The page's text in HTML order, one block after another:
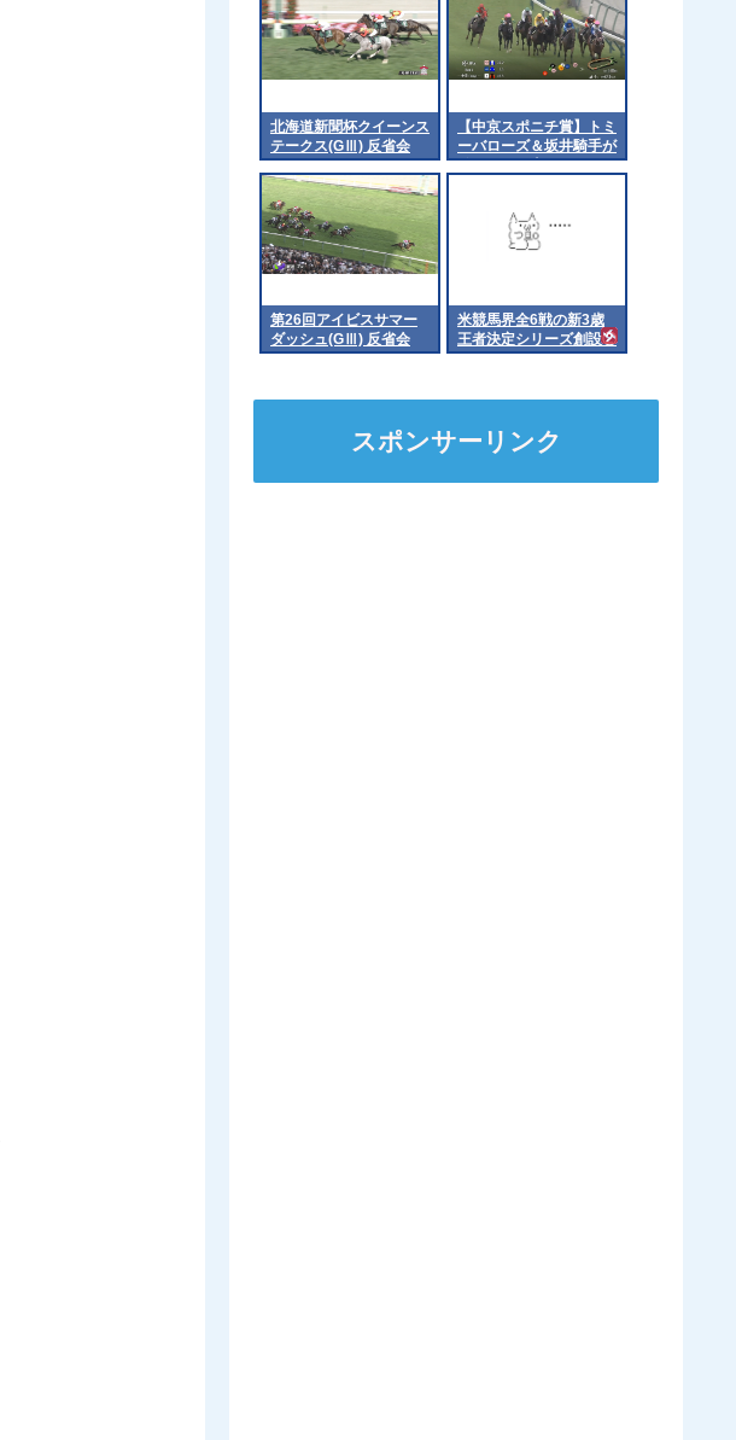
北海道新聞杯クイーンス
テークス(GⅢ) 反省会
【中京スポニチ賞】トミ
ーバローズ＆坂井騎手が
ｷﾀ━━━━(ﾟ
第26回アイビスサマー
ダッシュ(GⅢ) 反省会
米競馬界全6戦の新3歳
王者決定シリーズ創設②
スポンサーリンク